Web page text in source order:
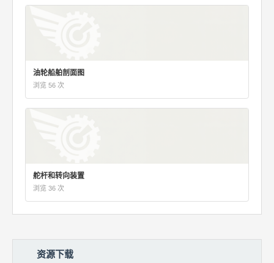
油轮船舶剖面图
浏览 56 次
舵杆和转向装置
浏览 36 次
资源下载